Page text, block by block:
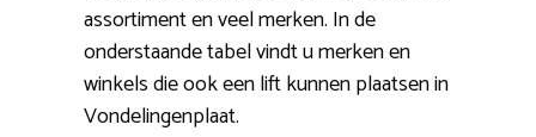
assortiment en veel merken. In de
onderstaande tabel vindt u merken en
winkels die ook een lift kunnen plaatsen in
Vondelingenplaat.